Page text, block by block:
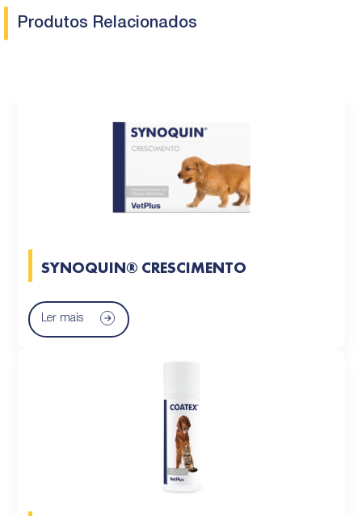
Produtos Relacionados
SYNOQUIN® CRESCIMENTO
Ler mais